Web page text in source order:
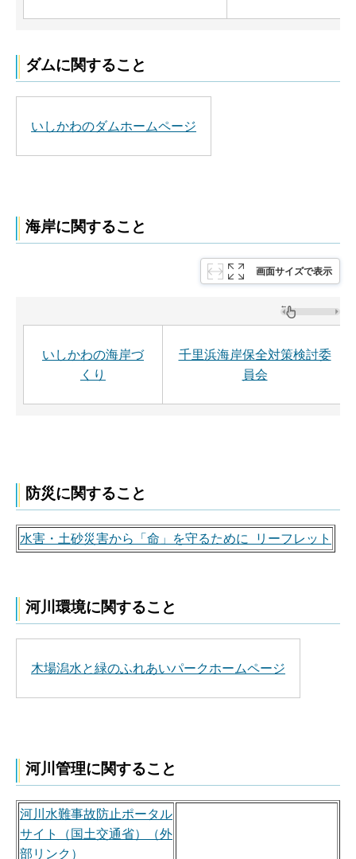
ダムに関すること
いしかわのダムホームページ
海岸に関すること
画面サイズで表示
いしかわの海岸づ
くり
千里浜海岸保全対策検討委
員会
防災に関すること
水害・土砂災害から「命」を守るために リーフレット
河川環境に関すること
木場潟水と緑のふれあいパークホームページ
河川管理に関すること
河川水難事故防止ポータル
サイト（国土交通省）（外
部リンク）